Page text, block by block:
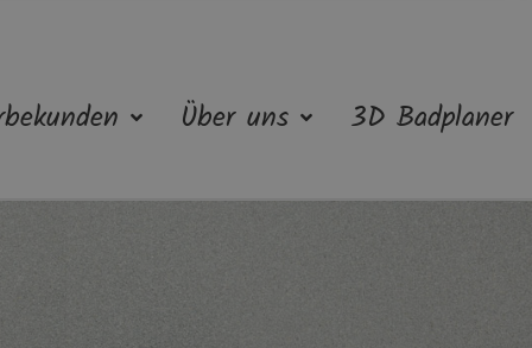
Über uns 3D Badplaner